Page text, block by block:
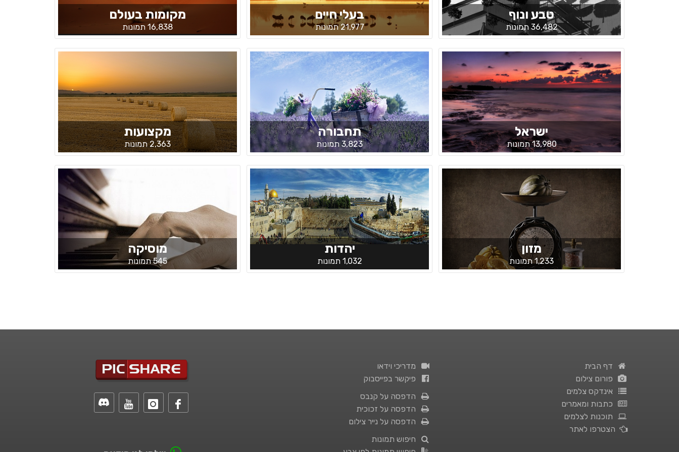
טבע ונוף
36,482 תמונות
בעלי חיים
21,977 תמונות
מקומות בעולם
16,838 תמונות
ישראל
13,980 תמונות
תחבורה
3,823 תמונות
מקצועות
2,363 תמונות
מזון
1,233 תמונות
יהדות
1,032 תמונות
מוסיקה
545 תמונות
מדריכי וידאו
פיקשר בפייסבוק
הדפסה על קנבס
הדפסה על זכוכית
הדפסה על נייר צילום
חיפוש תמונות
דף הבית
פורום צילום
אינדקס צלמים
כתבות ומאמרים
תוכנות לצלמים
הצטרפו לאתר